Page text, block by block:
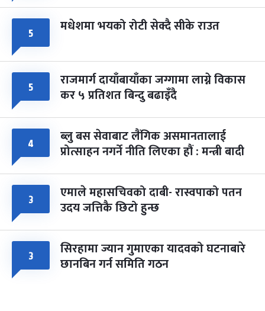
५ मधेशमा भयको रोटी सेक्दै सीके राउत
५ राजमार्ग दायाँबायाँका जग्गामा लाग्ने विकास
कर ५ प्रतिशत बिन्दु बढाइँदै
४ ब्लु बस सेवाबाट लैंगिक असमानतालाई
प्रोत्साहन नगर्ने नीति लिएका हौं : मन्त्री बादी
३ एमाले महासचिवको दाबी- रास्वपाको पतन
उदय जत्तिकै छिटो हुन्छ
३ सिरहामा ज्यान गुमाएका यादवको घटनाबारे
छानबिन गर्न समिति गठन